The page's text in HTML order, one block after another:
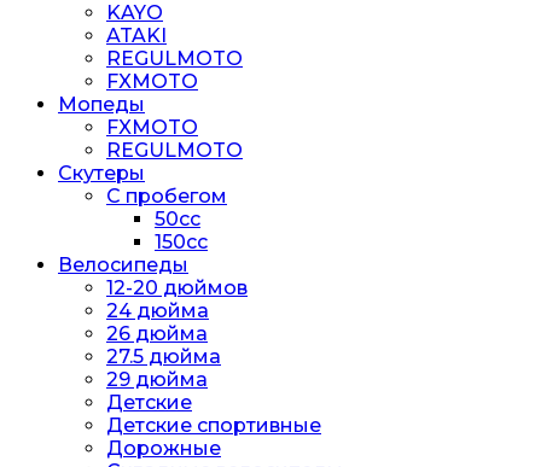
KAYO
ATAKI
REGULMOTO
FXMOTO
Мопеды
FXMOTO
REGULMOTO
Скутеры
С пробегом
50cc
150cc
Велосипеды
12-20 дюймов
24 дюйма
26 дюйма
27.5 дюйма
29 дюйма
Детские
Детские спортивные
Дорожные